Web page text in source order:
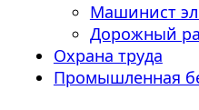
Машинист
Дорожный
Охрана труда
Промышленная